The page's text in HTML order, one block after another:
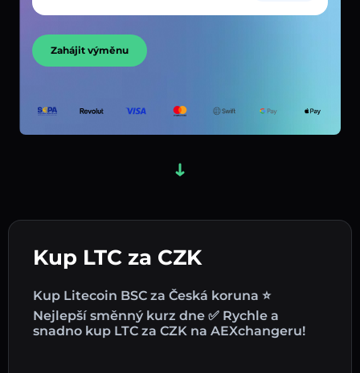
Kup LTC za CZK
Kup Litecoin BSC za Česká koruna ⭐
Nejlepší směnný kurz dne ✅ Rychle a
snadno kup LTC za CZK na AEXchangeru!
Zahájit výměnu